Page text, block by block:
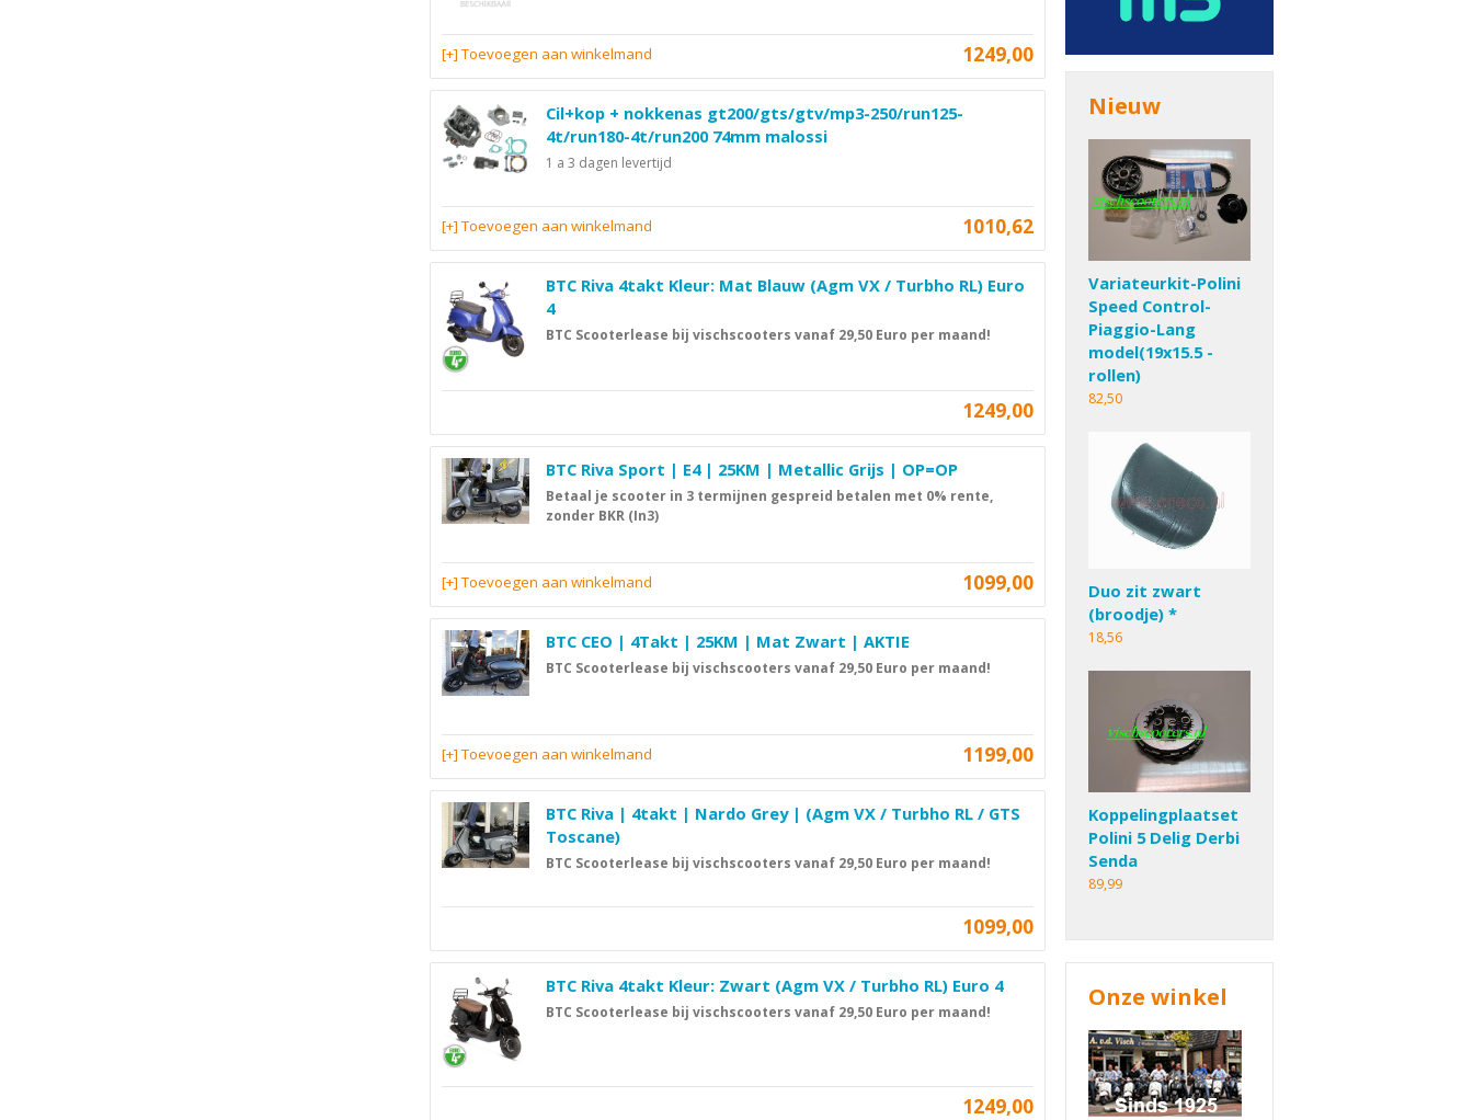
1249,00
[+] Toevoegen aan winkelmand
Cil+kop + nokkenas gt200/gts/gtv/mp3-250/run125-
4t/run180-4t/run200 74mm malossi
1 a 3 dagen levertijd
1010,62
[+] Toevoegen aan winkelmand
BTC Riva 4takt Kleur: Mat Blauw (Agm VX / Turbho RL) Euro
4
BTC Scooterlease bij vischscooters vanaf 29,50 Euro per maand!
1249,00
BTC Riva Sport | E4 | 25KM | Metallic Grijs | OP=OP
Betaal je scooter in 3 termijnen gespreid betalen met 0% rente,
zonder BKR (In3)
1099,00
[+] Toevoegen aan winkelmand
BTC CEO | 4Takt | 25KM | Mat Zwart | AKTIE
BTC Scooterlease bij vischscooters vanaf 29,50 Euro per maand!
1199,00
[+] Toevoegen aan winkelmand
BTC Riva | 4takt | Nardo Grey | (Agm VX / Turbho RL / GTS
Toscane)
BTC Scooterlease bij vischscooters vanaf 29,50 Euro per maand!
1099,00
BTC Riva 4takt Kleur: Zwart (Agm VX / Turbho RL) Euro 4
BTC Scooterlease bij vischscooters vanaf 29,50 Euro per maand!
1249,00
Nieuw
Variateurkit-Polini
Speed Control-
Piaggio-Lang
model(19x15.5 -
rollen)
82,50
Duo zit zwart
(broodje) *
18,56
Koppelingplaatset
Polini 5 Delig Derbi
Senda
89,99
Onze winkel